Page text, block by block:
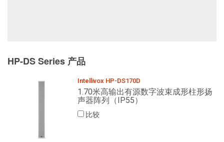
HP-DS Series 产品
Intellivox HP-DS170D
1.70米高输出有源数字波束成形柱形扬
声器阵列（IP55）
比较